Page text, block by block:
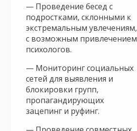
— Проведение бесед с
подростками, склонными к
экстремальным увлечениям,
с возможным привлечением
психологов.
— Мониторинг социальных
сетей для выявления и
блокировки групп,
пропагандирующих
зацепинг и руфинг.